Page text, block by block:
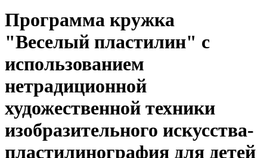
Программа кружка
"Веселый пластилин" с
использованием
нетрадиционной
художественной техники
изобразительного искусства-
пластилинография для детей